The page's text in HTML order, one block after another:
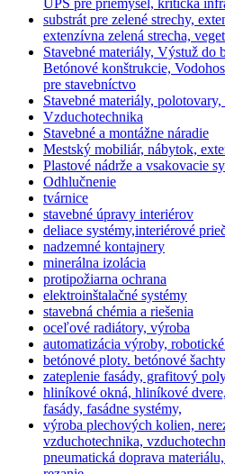
substrát pre zelené strechy,
extenzívna zelená strecha,
Stavebné materiály, Výstuž do
Betónové konštrukcie,
pre stavebníctvo
Stavebné materiály,
Vzduchotechnika
Stavebné a montážne náradie
Mestský mobiliár, nábytok,
Plastové nádrže a vsakovacie
Odhlučnenie
tvárnice
stavebné úpravy interiérov
deliace systémy,interiérové
nadzemné kontajnery
minerálna izolácia
protipožiarna ochrana
elektroinštalačné systémy
stavebná chémia a riešenia
oceľové radiátory, výroba
automatizácia výroby,
betónové ploty. betónové
zateplenie fasády, grafitový
hliníkové okná, hliníkové
fasády, fasádne systémy,
výroba plechových kolien,
vzduchotechnika,
pneumatická doprava